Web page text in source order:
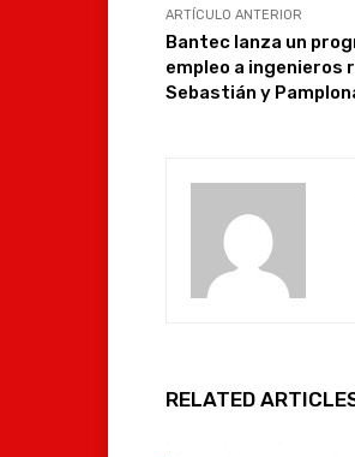
ARTÍCULO ANTERIOR
Bantec lanza un
empleo a ingenieros
Sebastián y
RELATED